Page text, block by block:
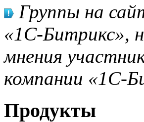
Группы на
«1С-Битрикс»,
мнения
компании «1С-
Продукты